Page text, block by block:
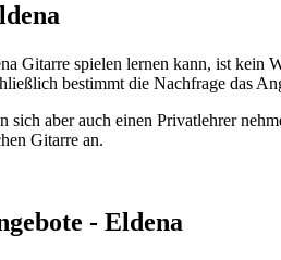
Gitarre spielen lernen kann, ist kein
bestimmt die Nachfrage das
sich aber auch einen Privatlehrer
Gitarre an.
- Eldena